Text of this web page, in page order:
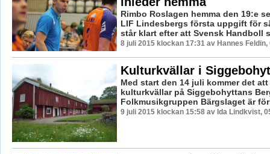
Rimbo Roslagen hemma den 19:e
LIF Lindesbergs första uppgift för
står klart efter att Svensk Handboll
8 juli 2015 klockan 17:31 av Hannes Feldin,
Kulturkvällar i
Med start den 14 juli kommer det
kulturkvällar på Siggebohyttans
Folkmusikgruppen Bärgslaget är
9 juli 2015 klockan 15:58 av Ida Lindkvist,